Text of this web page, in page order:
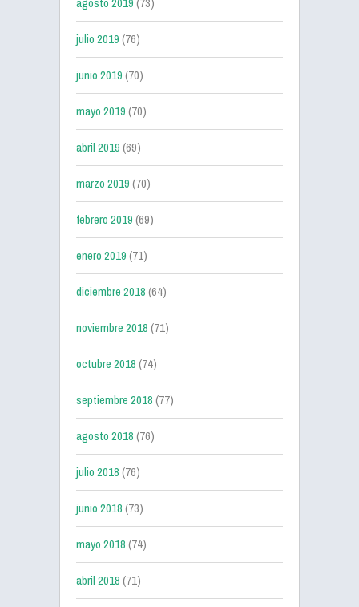
julio 2019(76)
junio 2019(70)
mayo 2019(70)
abril 2019(69)
marzo 2019(70)
febrero 2019(69)
enero 2019(71)
diciembre 2018(64)
noviembre 2018(71)
octubre 2018(74)
septiembre 2018(77)
agosto 2018(76)
julio 2018(76)
junio 2018(73)
mayo 2018(74)
abril 2018(71)